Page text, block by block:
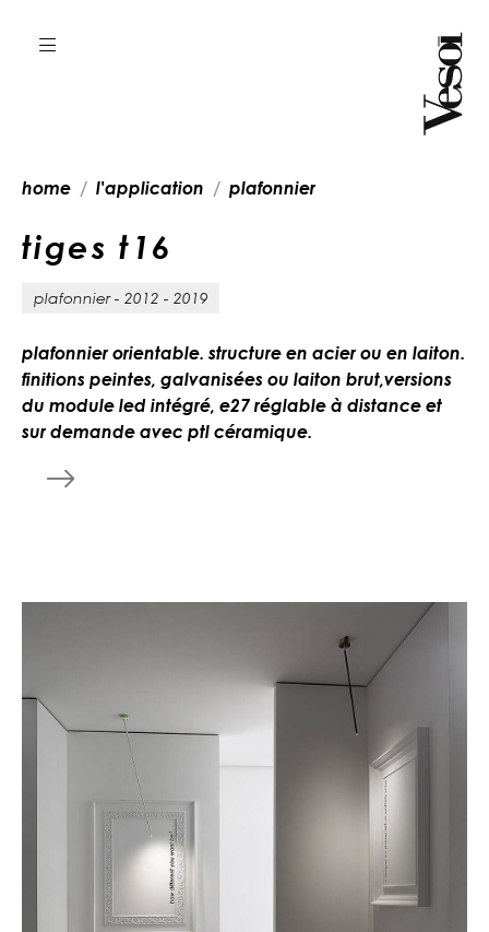
home l'application plafonnier
tiges t 1 6
plafonnier - 2012 - 2019
plafonnier orientable. structure en acier ou en laiton.
finitions peintes, galvanisées ou laiton brut,versions
du module led intégré, e27 réglable à distance et
sur demande avec ptl céramique.